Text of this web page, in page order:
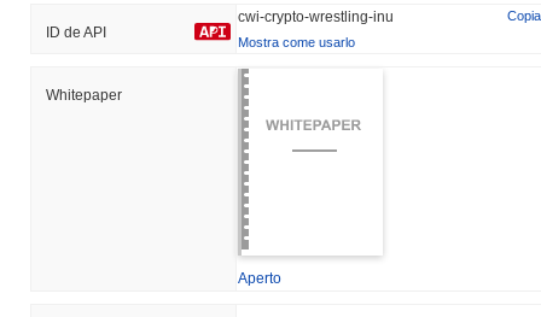
ID de API
cwi-crypto-wrestling-inu
Copia
Mostra come usarlo
Whitepaper
Aperto